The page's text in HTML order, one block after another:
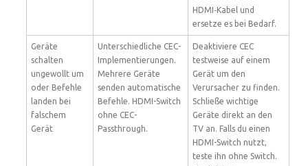
HDMI‑Kabel und
ersetze es bei Bedarf.
Geräte
schalten
ungewollt um
oder Befehle
landen bei
falschem
Gerät
Unterschiedliche CEC-
Implementierungen.
Mehrere Geräte
senden automatische
Befehle. HDMI-Switch
ohne CEC-
Passthrough.
Deaktiviere CEC
testweise auf einem
Gerät um den
Verursacher zu finden.
Schließe wichtige
Geräte direkt an den
TV an. Falls du einen
HDMI-Switch nutzt,
teste ihn ohne Switch.